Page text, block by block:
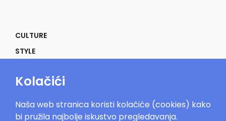
CULTURE
STYLE
POWER
IN THE MOOD
Kolačići
Naša web stranica koristi kolačiće (cookies) kako
bi pružila najbolje iskustvo pregledavanja.